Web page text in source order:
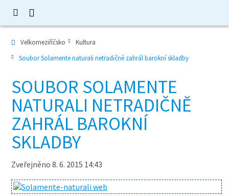
Velkomeziříčsko
Kultura
Soubor Solamente naturali netradičně zahrál barokní skladby
SOUBOR SOLAMENTE
NATURALI NETRADIČNĚ
ZAHRÁL BAROKNÍ
SKLADBY
Zveřejněno 8. 6. 2015 14:43